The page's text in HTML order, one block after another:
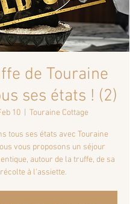
de Touraine
ses états ! (2)
10 Touraine Cottage
tous ses états avec Touraine
vous proposons un séjour
autour de la truffe, de sa
récolte à l'assiette.